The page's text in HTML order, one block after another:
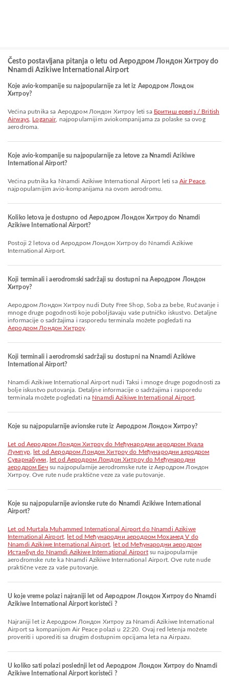
Često postavljana pitanja o letu od Аеродром Лондон Хитроу do
Nnamdi Azikiwe International Airport
Koje avio-kompanije su najpopularnije za let iz Аеродром Лондон
Хитроу?
Većina putnika sa Аеродром Лондон Хитроу leti sa Бритиш ервејз / British
Airways, Loganair, najpopularnijim aviokompanijama za polaske sa ovog
aerodroma.
Koje avio-kompanije su najpopularnije za letove za Nnamdi Azikiwe
International Airport?
Većina putnika ka Nnamdi Azikiwe International Airport leti sa Air Peace
najpopularnijim avio-kompanijama na ovom aerodromu.
Koliko letova je dostupno od Аеродром Лондон Хитроу do Nnamdi
Azikiwe International Airport?
Postoji 2 letova od Аеродром Лондон Хитроу do Nnamdi Azikiwe
International Airport.
Koji terminali i aerodromski sadržaji su dostupni na Аеродром Лондон
Хитроу?
Аеродром Лондон Хитроу nudi Duty Free Shop, Soba za bebe, Ručavanje i
mnoge druge pogodnosti koje poboljšavaju vaše putničko iskustvo. Detaljne
informacije o sadržajima i rasporedu terminala možete pogledati na
Аеродром Лондон Хитроу
Koji terminali i aerodromski sadržaji su dostupni na Nnamdi Azikiwe
International Airport?
Nnamdi Azikiwe International Airport nudi Taksi i mnoge druge pogodnosti za
bolje iskustvo putovanja. Detaljne informacije o sadržajima i rasporedu
terminala možete pogledati na Nnamdi Azikiwe International Airport
Koje su najpopularnije avionske rute iz Аеродром Лондон Хитроу?
let od Аеродром Лондон Хитроу do Међународни аеродром Куала
Лумпур,
let od Аеродром Лондон Хитроу do Међународни аеродром
Суварнабуми
let od Аеродром Лондон Хитроу do Међународни
аеродром Бечsu najpopularnije aerodromske rute iz Аеродром Лондон
Хитроу. Ove rute nude praktične veze za vaše putovanje.
Koje su najpopularnije avionske rute do Nnamdi Azikiwe International
Airport?
let od Murtala Muhammed International Airport do Nnamdi Azikiwe
International Airport,
let od Међународни аеродром Мохамед V do
Nnamdi Azikiwe International Airport
let od Међународни аеродром
Истанбул do Nnamdi Azikiwe International Airportsu najpopularnije
aerodromske rute ka Nnamdi Azikiwe International Airport. Ove rute nude
praktične veze za vaše putovanje.
U koje vreme polazi najraniji let od Аеродром Лондон Хитроу do Nnamdi
Azikiwe International Airport koristeći ?
Najraniji let iz Аеродром Лондон Хитроу za Nnamdi Azikiwe International
Airport sa kompanijom Air Peace polazi u 22:20. Ovaj red letenja možete
proveriti i uporediti sa drugim dostupnim opcijama leta na Airpazu.
U koliko sati polazi poslednji let od Аеродром Лондон Хитроу do Nnamdi
Azikiwe International Airport koristeći ?